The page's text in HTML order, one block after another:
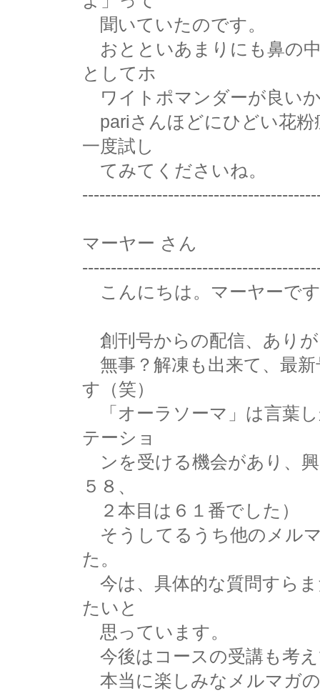
聞いていたのです。
おとといあまりにも鼻の
としてホ
ワイトポマンダーが良い
pariさんほどにひどい花粉
一度試し
てみてくださいね。
マーヤー さん
こんにちは。マーヤーで
創刊号からの配信、あり
無事？解凍も出来て、最
す（笑）
「オーラソーマ」は言葉
テーショ
ンを受ける機会があり、
５８、
２本目は６１番でした）
そうしてるうち他のメル
た。
今は、具体的な質問すら
たいと
思っています。
今後はコースの受講も考
本当に楽しみなメルマガ